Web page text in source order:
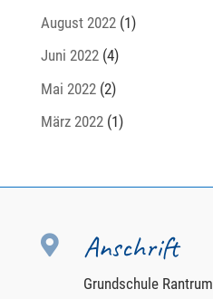
August 2022(1)
Juni 2022(4)
Mai 2022(2)
März 2022(1)
 Anschrift
Grundschule Rantrum